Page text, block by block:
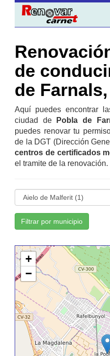
de
de
Aquí puedes encontrar
ciudad de
Pobla de
puedes renovar tu
de la DGT (Dirección
centros de certificados
el tramite de la renovación.
Filtrar por municipio
+
−